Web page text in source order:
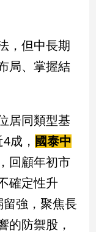
，但中長期
局、掌握結
居同類型基
成， 國泰中
回顧年初市
確定性升
強，聚焦長
的防禦股，